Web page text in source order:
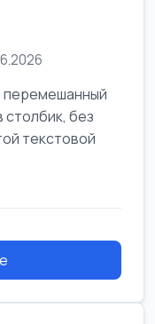
перемешанный
столбик, без
текстовой
производстве: